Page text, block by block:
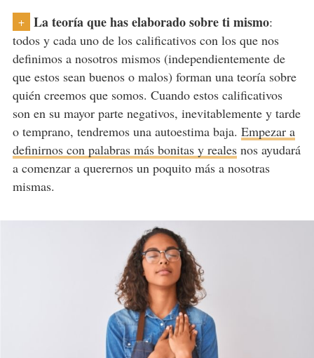
+ La teoría que has elaborado sobre ti mismo:
todos y cada uno de los calificativos con los que nos
definimos a nosotros mismos (independientemente de
que estos sean buenos o malos) forman una teoría sobre
quién creemos que somos. Cuando estos calificativos
son en su mayor parte negativos, inevitablemente y tarde
o temprano, tendremos una autoestima baja. Empezar a
definirnos con palabras más bonitas y realesnos ayudará
a comenzar a querernos un poquito más a nosotras
mismas.